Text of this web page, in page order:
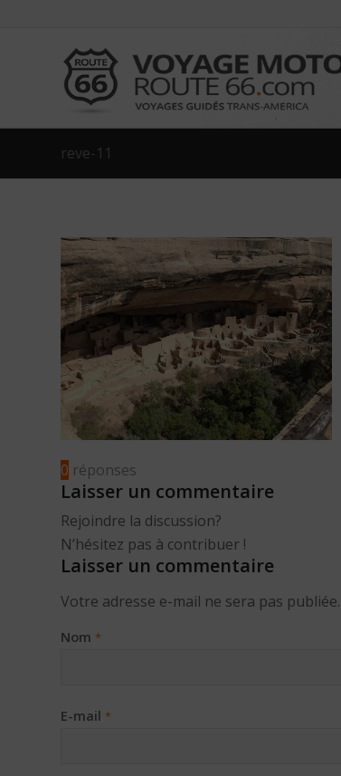
reve-11
0 réponses
Laisser un commentaire
Rejoindre la discussion?
N’hésitez pas à contribuer !
Laisser un commentaire
Votre adresse e-mail ne sera pas publiée.
Nom *
E-mail *